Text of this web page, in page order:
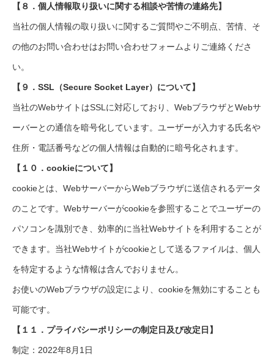
【８．個人情報取り扱いに関する相談や苦情の連絡先】
当社の個人情報の取り扱いに関するご質問やご不明点、苦情、そ
の他のお問い合わせはお問い合わせフォームよりご連絡くださ
い。
【９．SSL（Secure Socket Layer）について】
当社のWebサイトはSSLに対応しており、WebブラウザとWebサ
ーバーとの通信を暗号化しています。ユーザーが入力する氏名や
住所・電話番号などの個人情報は自動的に暗号化されます。
【１０．cookieについて】
cookieとは、WebサーバーからWebブラウザに送信されるデータ
のことです。Webサーバーがcookieを参照することでユーザーの
パソコンを識別でき、効率的に当社Webサイトを利用することが
できます。当社Webサイトがcookieとして送るファイルは、個人
を特定するような情報は含んでおりません。
お使いのWebブラウザの設定により、cookieを無効にすることも
可能です。
【１１．プライバシーポリシーの制定日及び改定日】
制定：2022年8月1日